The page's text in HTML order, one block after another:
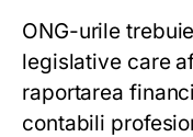
ONG-urile
legislative care
raportarea
contabili